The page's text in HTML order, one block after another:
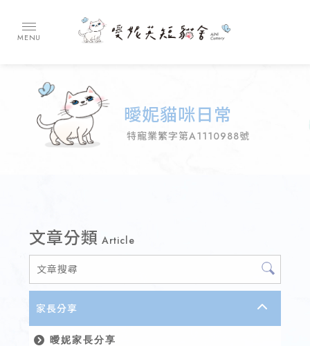
曖妮貓咪日常
文章分類 Article
家長分享
曖妮家長分享